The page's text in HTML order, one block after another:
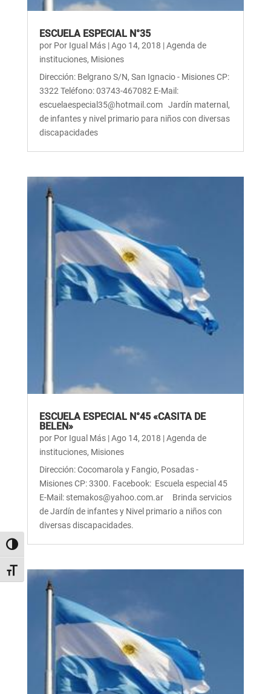
Alternar alto contraste
Alternar tamaño de letra
ESCUELA ESPECIAL N°35
por Por Igual Más|Ago 14, 2018 |Agenda de
instituciones, Misiones
Dirección: Belgrano S/N, San Ignacio - Misiones CP:
3322 Teléfono: 03743-467082 E-Mail:
escuelaespecial35@hotmail.com Jardín maternal,
de infantes y nivel primario para niños con diversas
discapacidades
ESCUELA ESPECIAL N°45 «CASITA DE
BELEN»
por Por Igual Más|Ago 14, 2018 |Agenda de
instituciones, Misiones
Dirección: Cocomarola y Fangio, Posadas -
Misiones CP: 3300. Facebook: Escuela especial 45
E-Mail: stemakos@yahoo.com.ar Brinda servicios
de Jardín de infantes y Nivel primario a niños con
diversas discapacidades.